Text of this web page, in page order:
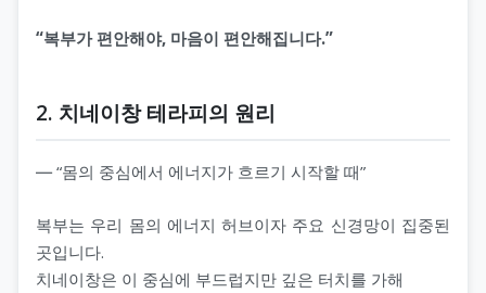
“복부가 편안해야, 마음이 편안해집니다.”
2. 치네이창 테라피의 원리
― “몸의 중심에서 에너지가 흐르기 시작할 때”
복부는 우리 몸의 에너지 허브이자 주요 신경망이 집중된
곳입니다.
치네이창은 이 중심에 부드럽지만 깊은 터치를 가해